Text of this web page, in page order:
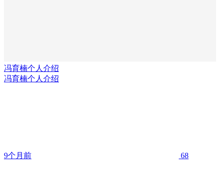
冯育楠个人介绍
冯育楠个人介绍
9个月前 68